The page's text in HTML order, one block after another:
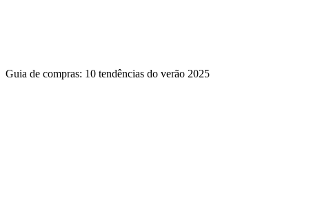
Guia de compras: 10 tendências do verão 2025